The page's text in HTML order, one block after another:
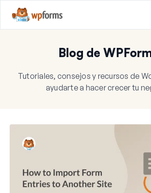
Blog de
Tutoriales, consejos y recursos de
ayudarte a hacer crecer tu